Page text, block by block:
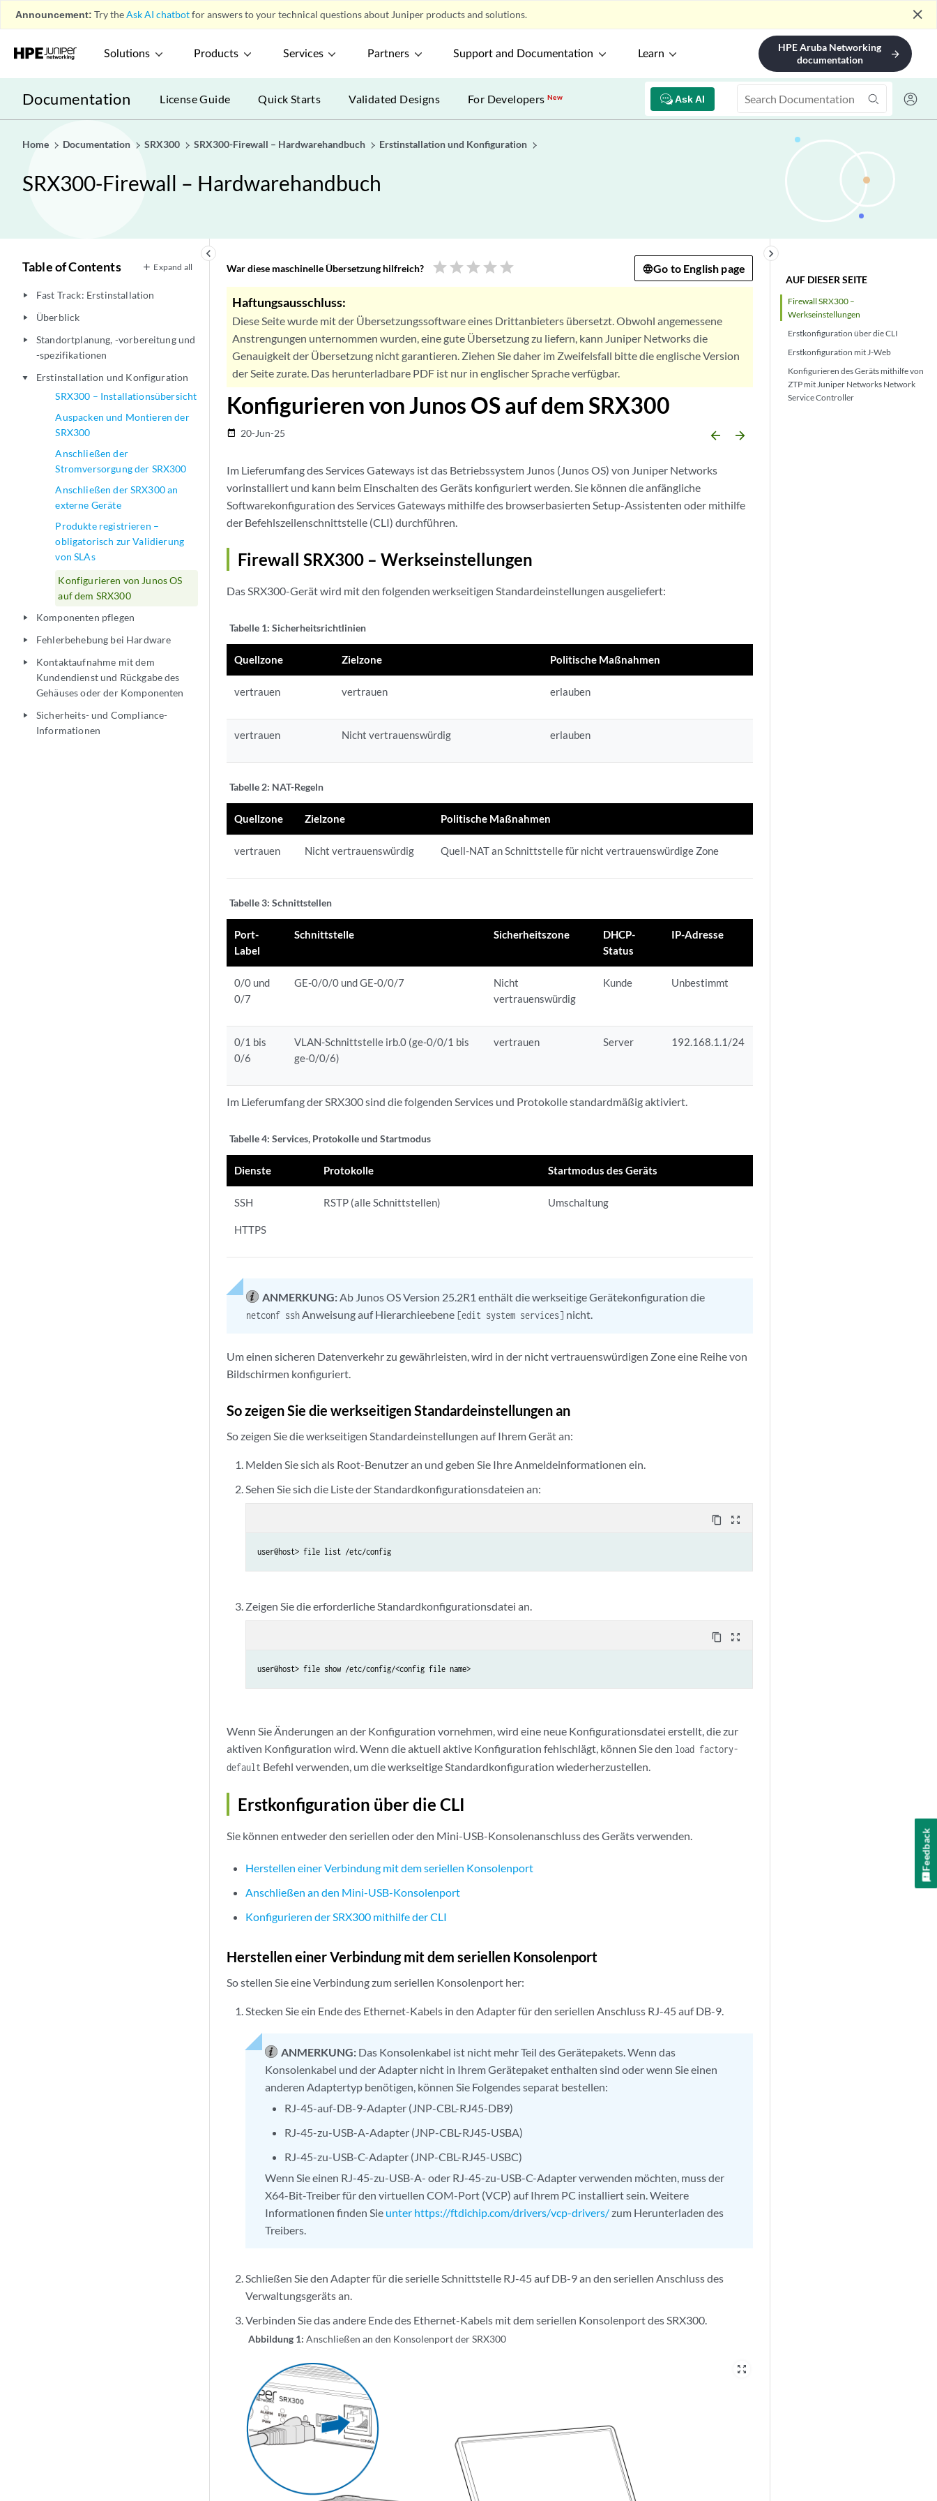
Announcement: Try theAsk AI chatbotfor answers to your technical questions about Juniper products and solutions. close
Solutions Products Services Partners Support and Documentation Learn
HPE Aruba Networking
documentation
arrow_forward
Documentation Ask AI
License Guide Quick Starts Validated Designs For DevelopersNew
Home Documentation SRX300 SRX300-Firewall – Hardwarehandbuch Erstinstallation und Konfiguration
SRX300-Firewall – Hardwarehandbuch
keyboard_arrow_left
Table of Contents Expand all
play_arrow Fast Track: Erstinstallation
play_arrow Überblick
play_arrow
Standortplanung, -vorbereitung und
-spezifikationen
play_arrow
Erstinstallation und Konfiguration
SRX300 – Installationsübersicht
Auspacken und Montieren der
SRX300
Anschließen der
Stromversorgung der SRX300
Anschließen der SRX300 an
externe Geräte
Produkte registrieren –
obligatorisch zur Validierung
von SLAs
Konfigurieren von Junos OS
auf dem SRX300
play_arrow Komponenten pflegen
play_arrow Fehlerbehebung bei Hardware
play_arrow
Kontaktaufnahme mit dem
Kundendienst und Rückgabe des
Gehäuses oder der Komponenten
play_arrow
Sicherheits- und Compliance-
Informationen
AUF DIESER SEITE
Firewall SRX300 –
Werkseinstellungen
Erstkonfiguration über die CLI
Erstkonfiguration mit J-Web
Konfigurieren des Geräts mithilfe von
ZTP mit Juniper Networks Network
Service Controller
keyboard_arrow_right
War diese maschinelle Übersetzung hilfreich? star star star star star Go to English page
Haftungsausschluss:
Diese Seite wurde mit der Übersetzungssoftware eines Drittanbieters übersetzt. Obwohl angemessene
Anstrengungen unternommen wurden, eine gute Übersetzung zu liefern, kann Juniper Networks die
Genauigkeit der Übersetzung nicht garantieren. Ziehen Sie daher im Zweifelsfall bitte die englische Version
der Seite zurate. Das herunterladbare PDF ist nur in englischer Sprache verfügbar.
Konfigurieren von Junos OS auf dem SRX300
date_range 20-Jun-25 arrow_backward arrow_forward
Im Lieferumfang des Services Gateways ist das Betriebssystem Junos (Junos OS) von Juniper Networks
vorinstalliert und kann beim Einschalten des Geräts konfiguriert werden. Sie können die anfängliche
Softwarekonfiguration des Services Gateways mithilfe des browserbasierten Setup-Assistenten oder mithilfe
der Befehlszeilenschnittstelle (CLI) durchführen.
Firewall SRX300 – Werkseinstellungen
Das SRX300-Gerät wird mit den folgenden werkseitigen Standardeinstellungen ausgeliefert:
Tabelle 1: Sicherheitsrichtlinien
Quellzone Zielzone Politische Maßnahmen
vertrauen vertrauen erlauben
vertrauen Nicht vertrauenswürdig erlauben
Tabelle 2: NAT-Regeln
Quellzone Zielzone Politische Maßnahmen
vertrauen Nicht vertrauenswürdig Quell-NAT an Schnittstelle für nicht vertrauenswürdige Zone
Tabelle 3: Schnittstellen
Port-
Label
Schnittstelle Sicherheitszone
DHCP-
Status
IP-Adresse
0/0 und
0/7
GE-0/0/0 und GE-0/0/7
Nicht
vertrauenswürdig
Kunde Unbestimmt
0/1 bis
0/6
VLAN-Schnittstelle irb.0 (ge-0/0/1 bis
ge-0/0/6)
vertrauen Server 192.168.1.1/24
Im Lieferumfang der SRX300 sind die folgenden Services und Protokolle standardmäßig aktiviert.
Tabelle 4: Services, Protokolle und Startmodus
Dienste Protokolle Startmodus des Geräts
SSH
HTTPS
RSTP (alle Schnittstellen) Umschaltung
ANMERKUNG:Ab Junos OS Version 25.2R1 enthält die werkseitige Gerätekonfiguration die
netconf sshAnweisung auf Hierarchieebene [edit system services] nicht.
Um einen sicheren Datenverkehr zu gewährleisten, wird in der nicht vertrauenswürdigen Zone eine Reihe von
Bildschirmen konfiguriert.
So zeigen Sie die werkseitigen Standardeinstellungen an
So zeigen Sie die werkseitigen Standardeinstellungen auf Ihrem Gerät an:
Melden Sie sich als Root-Benutzer an und geben Sie Ihre Anmeldeinformationen ein.
Sehen Sie sich die Liste der Standardkonfigurationsdateien an:
content_copy zoom_out_map
user@host> file list /etc/config
Zeigen Sie die erforderliche Standardkonfigurationsdatei an.
content_copy zoom_out_map
user@host> file show /etc/config/<config file name>
Wenn Sie Änderungen an der Konfiguration vornehmen, wird eine neue Konfigurationsdatei erstellt, die zur
aktiven Konfiguration wird. Wenn die aktuell aktive Konfiguration fehlschlägt, können Sie den load factory-
default Befehl verwenden, um die werkseitige Standardkonfiguration wiederherzustellen.
Erstkonfiguration über die CLI
Sie können entweder den seriellen oder den Mini-USB-Konsolenanschluss des Geräts verwenden.
Herstellen einer Verbindung mit dem seriellen Konsolenport
Anschließen an den Mini-USB-Konsolenport
Konfigurieren der SRX300 mithilfe der CLI
Herstellen einer Verbindung mit dem seriellen Konsolenport
So stellen Sie eine Verbindung zum seriellen Konsolenport her:
Stecken Sie ein Ende des Ethernet-Kabels in den Adapter für den seriellen Anschluss RJ-45 auf DB-9.
ANMERKUNG: Das Konsolenkabel ist nicht mehr Teil des Gerätepakets. Wenn das
Konsolenkabel und der Adapter nicht in Ihrem Gerätepaket enthalten sind oder wenn Sie einen
anderen Adaptertyp benötigen, können Sie Folgendes separat bestellen:
RJ-45-auf-DB-9-Adapter (JNP-CBL-RJ45-DB9)
RJ-45-zu-USB-A-Adapter (JNP-CBL-RJ45-USBA)
RJ-45-zu-USB-C-Adapter (JNP-CBL-RJ45-USBC)
Wenn Sie einen RJ-45-zu-USB-A- oder RJ-45-zu-USB-C-Adapter verwenden möchten, muss der
X64-Bit-Treiber für den virtuellen COM-Port (VCP) auf Ihrem PC installiert sein. Weitere
Informationen finden Sie unter https://ftdichip.com/drivers/vcp-drivers/zum Herunterladen des
Treibers.
Schließen Sie den Adapter für die serielle Schnittstelle RJ-45 auf DB-9 an den seriellen Anschluss des
Verwaltungsgeräts an.
Verbinden Sie das andere Ende des Ethernet-Kabels mit dem seriellen Konsolenport des SRX300.
Abbildung 1:Anschließen an den Konsolenport der SRX300
zoom_out_map
Feedback